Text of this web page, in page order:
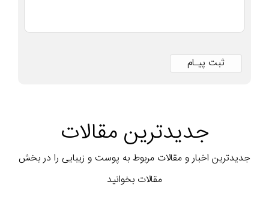
جدیدترین مقالات
جدیدترین اخبار و مقالات مربوط به پوست و زیبایی را در بخش
مقالات بخوانید